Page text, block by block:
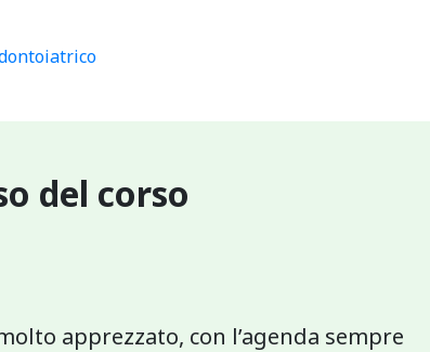
del corso
apprezzato, con l’agenda sempre